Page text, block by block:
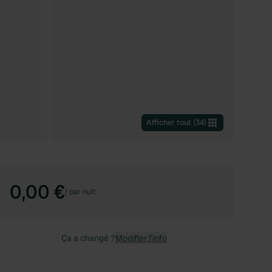
Afficher tout (34)
0,00 €/ par nuit
Ça a changé ?Modifier l’info